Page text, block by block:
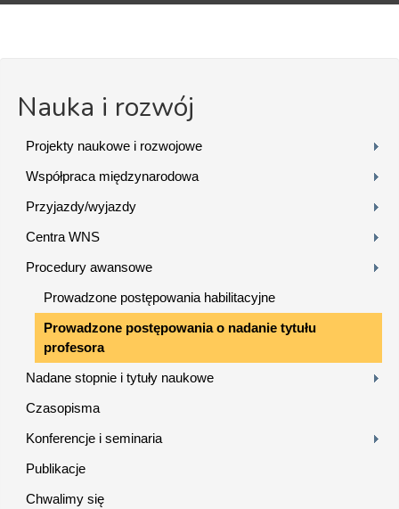
Nauka i rozwój
Projekty naukowe i rozwojowe
Współpraca międzynarodowa
Przyjazdy/wyjazdy
Centra WNS
Procedury awansowe
Prowadzone postępowania habilitacyjne
Prowadzone postępowania o nadanie tytułu
profesora
Nadane stopnie i tytuły naukowe
Czasopisma
Konferencje i seminaria
Publikacje
Chwalimy się